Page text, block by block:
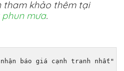
tham khảo thêm tại
phun mưa.
báo giá cạnh tranh nhất"